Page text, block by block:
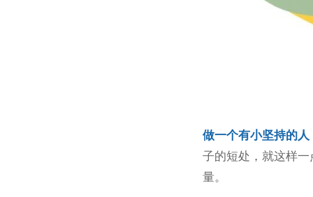
做一个有小坚持的人
子的短处，就这样
量。